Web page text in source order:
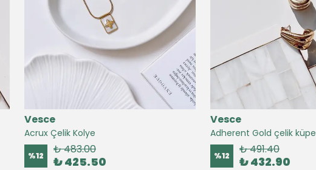
Vesce
Acrux Çelik Kolye
%12 ₺ 483.00
₺ 425.50
Vesce
Adherent Gold çelik küpe
%12 ₺ 491.40
₺ 432.90